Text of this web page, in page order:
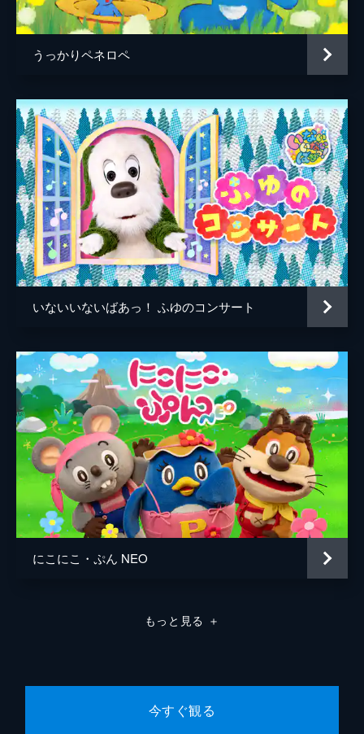
うっかりペネロペ
いないいないばあっ！ ふゆのコンサート
にこにこ・ぷん NEO
もっと見る ＋
今すぐ観る